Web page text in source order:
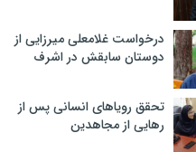
درخواست غلامعلی میرزایی از
دوستان سابقش در اشرف
تحقق رویاهای انسانی پس از
رهایی از مجاهدین